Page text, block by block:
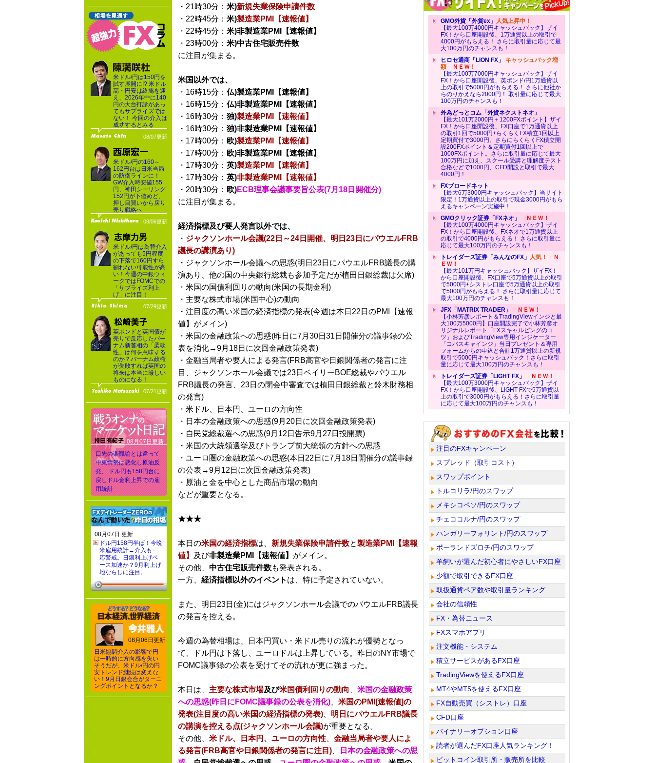
・21時30分： 米)新規失業保険申請件数
・22時45分： 米)製造業PMI【速報値】
・22時45分： 米)非製造業PMI【速報値】
・23時00分： 米)中古住宅販売件数
に注目が集まる。
米国以外では、
・16時15分： 仏)製造業PMI【速報値】
・16時15分： 仏)非製造業PMI【速報値】
・16時30分： 独)製造業PMI【速報値】
・16時30分： 独)非製造業PMI【速報値】
・17時00分： 欧)製造業PMI【速報値】
・17時00分： 欧)非製造業PMI【速報値】
・17時30分： 英)製造業PMI【速報値】
・17時30分： 英)非製造業PMI【速報値】
・20時30分： 欧)ECB理事会議事要旨公表(7月18日開催分)
に注目が集まる。
経済指標及び要人発言以外では、
・ ジャクソンホール会議(22日～24日開催、明日23日にパウエルFRB
議長の講演あり)
・ジャクソンホール会議への思惑(明日23日にパウエルFRB議長の講
演あり、他の国の中央銀行総裁も参加予定だが植田日銀総裁は欠席)
・米国の国債利回りの動向(米国の長期金利)
・主要な株式市場(米国中心)の動向
・注目度の高い米国の経済指標の発表(今週は本日22日のPMI【速報
値】がメイン)
・米国の金融政策への思惑(昨日に7月30日31日開催分の議事録の公
表を消化→9月18日に次回金融政策発表)
・金融当局者や要人による発言(FRB高官や日銀関係者の発言に注
目、ジャクソンホール会議では23日ベイリーBOE総裁やパウエル
FRB議長の発言、23日の閉会中審査では植田日銀総裁と鈴木財務相
の発言)
・米ドル、日本円、ユーロの方向性
・日本の金融政策への思惑(9月20日に次回金融政策発表)
・自民党総裁選への思惑(9月12日告示9月27日投開票)
・米国の大統領選挙及びトランプ前大統領の方針への思惑
・ユーロ圏の金融政策への思惑(本日22日に7月18日開催分の議事録
の公表→9月12日に次回金融政策発表)
・原油と金を中心とした商品市場の動向
などが重要となる。
★★★
本日の米国の経済指標は、 新規失業保険申請件数と製造業PMI【速報
値】
及び非製造業PMI【速報値】 がメイン。
その他、 中古住宅販売件数も発表される。
一方、 経済指標以外のイベント は、特に予定されていない。
また、明日23日(金)にはジャクソンホール会議でのパウエルFRB議長
の発言を控える。
今週の為替相場は、日本円買い・米ドル売りの流れが優勢となっ
て、ドル円は下落し、ユーロドルは上昇している。昨日のNY市場で
FOMC議事録の公表を受けてその流れが更に強まった。
本日は、 主要な株式市場及び米国債利回りの動向
米国の金融政策
への思惑(昨日にFOMC議事録の公表を消化)
米国のPMI[速報値]の
発表(注目度の高い米国の経済指標の発表)
明日にパウエルFRB議長
の講演を控える点(ジャクソンホール会議)が重要となる。
その他、 米ドル、日本円、ユーロの方向性
金融当局者や要人によ
る発言(FRB高官や日銀関係者の発言に注目)
日本の金融政策への思
GMO外貨「外貨ex」 人気上昇中！
【最大100万4000円キャッシュバック】ザイ
FX！から口座開設後、1万通貨以上の取引で
4000円がもらえる！ さらに取引量に応じて最
大100万円のチャンスも！
ヒロセ通商「LION FX」 キャッシュバック増
額ＮＥＷ！
【最大100万7000円キャッシュバック】ザイ
FX！から口座開設後、英ポンド/円1万通貨以
上の取引で5000円がもらえる！ さらに他社か
らのりかえなら2000円！ 取引量に応じて最大
100万円のチャンスも！
外為どっとコム「外貨ネクストネオ」
【最大101万2000円＋1200FXポイント】ザイ
FX！から口座開設後、FX口座で1万通貨以上
の取引1回で5000円+らくらくFX積立1回以上
定期買付で3000円。さらにらくらくFX積立開
設200FXポイント＆定期買付1回以上で
1000FXポイント。さらに取引量に応じて最大
100万円に加え、スクール受講と理解度テスト
合格などで1000円、CFD開設と取引で最大
4000円！
FXブロードネット
【最大6万3000円キャッシュバック】当サイト
限定！1万通貨以上の取引で現金3000円がもら
えるキャンペーン実施中！
GMOクリック証券「FXネオ」
ＮＥＷ！
【最大100万4000円キャッシュバック】ザイ
FX！から口座開設後、FXネオで1万通貨以上
の取引で4000円がもらえる！ さらに取引量に
応じて最大100万円のチャンスも！
トレイダーズ証券「みんなのFX」 人気！
Ｎ
ＥＷ！
【最大101万円キャッシュバック】ザイFX！
から口座開設後、FX口座で5万通貨以上の取引
で5000円+シストレ口座で5万通貨以上の取引
で5000円がもらえる！ さらに取引量に応じて
最大100万円のチャンスも！
JFX「MATRIX TRADER」
ＮＥＷ！
【小林芳彦レポート＆TradingViewインジと最
大100万5000円】口座開設完了で小林芳彦オ
リジナルレポート「FXスキャルピングのコ
ツ」およびTradingView専用インジケーター
「コバスキャインジ」当日プレゼント＆専用
フォームからの申込と合計1万通貨以上の新規
取引で5000円キャッシュバック！さらに取引
量に応じて最大100万円のチャンスも！
トレイダーズ証券「LIGHT FX」
ＮＥＷ！
【最大100万3000円キャッシュバック】ザイ
FX！から口座開設後、LIGHT FXで5万通貨以
上の取引で3000円がもらえる！さらに取引量
に応じて最大100万円のチャンスも！
注目のFXキャンペーン
スプレッド（取引コスト）
スワップポイント
トルコリラ/円のスワップ
メキシコペソ/円のスワップ
チェココルナ/円のスワップ
ハンガリーフォリント/円のスワップ
ポーランドズロチ/円のスワップ
羊飼いが選んだ初心者にやさしいFX口座
少額で取引できるFX口座
取扱通貨ペア数や取引量ランキング
会社の信頼性
FX・為替ニュース
FXスマホアプリ
注文機能・システム
積立サービスがあるFX口座
TradingViewを使えるFX口座
MT4やMT5を使えるFX口座
FX自動売買（シストレ）口座
CFD口座
バイナリーオプション口座
読者が選んだFX口座人気ランキング！
ビットコイン取引所・販売所を比較
米ドル/円は150円を
試す展開に!? 米ドル
高・円安は終焉を迎
え、2026年中に140
円の大台打診があっ
てもサプライズでは
ない！ 今回の介入は
成功するとみる
08/07更新
米ドル/円の160～
162円台は日米当局
の防衛ラインに！
GW介入時安値155
円、神田シーリング
152円が下値めど、
押し目買いから戻り
売り戦略へ
08/06更新
米ドル/円は為替介入
があっても5円程度
の下落で160円すら
割れない可能性が高
い！今週の中銀ウィ
ークではFOMCでの
「サプライズ利上
げ」に注目！
07/29更新
英ポンドと英国債が
売りで反応したバー
ナム新首相の「柔軟
性」は何を意味する
のか？バーナム政権
が失敗すれば英国の
将来は本当に厳しい
ものになる！
07/21更新
08月07日更新
口先の楽観論とは違って
中東情勢は悪化し原油反
発、 ドル円も158円台に
戻しドル金利上昇での雇
用統計
08月07日 更新
ドル円158円半ば！今晩
米雇用統計→介入も一
応警戒。日銀利上げペ
ース加速か？9月利上げ
地ならしに注目。
08月06日更新
日米協調介入の影響で円
は一時的に方向感を失い
そうだが、米ドル/円の円
安トレンド継続は変えな
い！9月日銀会合がターニ
ングポイントとなるか？